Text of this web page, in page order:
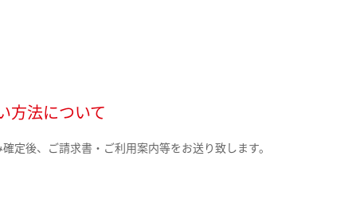
方法について
定後、ご請求書・ご利用案内等をお送り致します。